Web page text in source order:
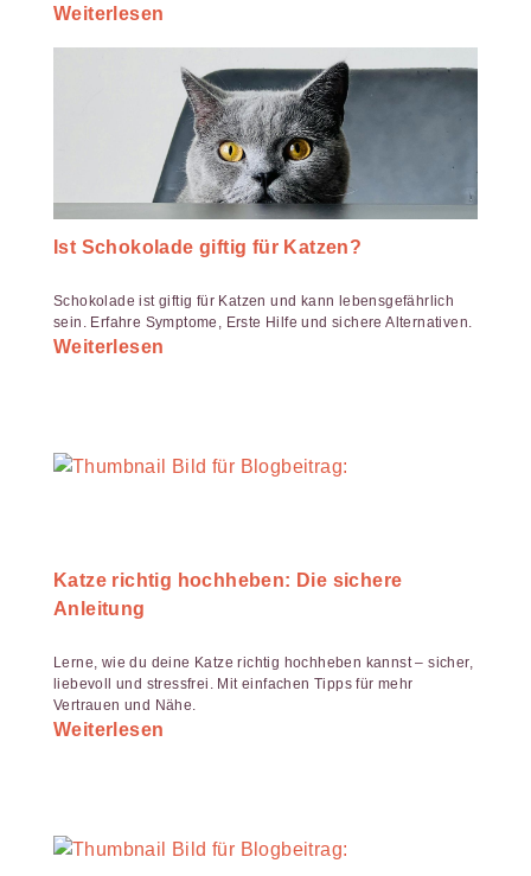
Weiterlesen
Ist Schokolade giftig für Katzen?
Schokolade ist giftig für Katzen und kann lebensgefährlich
sein. Erfahre Symptome, Erste Hilfe und sichere Alternativen.
Weiterlesen
Katze richtig hochheben: Die sichere
Anleitung
Lerne, wie du deine Katze richtig hochheben kannst – sicher,
liebevoll und stressfrei. Mit einfachen Tipps für mehr
Vertrauen und Nähe.
Weiterlesen